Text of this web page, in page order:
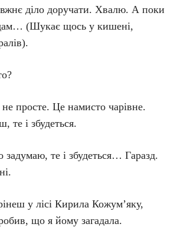
діло доручати. Хвалю. А поки
(Шукає щось у кишені,
просте. Це намисто чарівне.
те і збудеться.
те і збудеться… Гаразд.
у лісі Кирила Кожум’яку,
що я йому загадала.